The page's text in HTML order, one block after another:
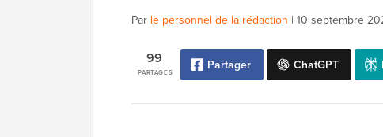
Par le personnel de la rédaction | 10 septembre
PARTAGES
99 Partager ChatGPT